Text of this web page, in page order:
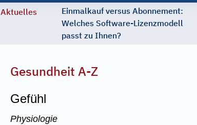
Aktuelles
Einmalkauf versus Abonnement:
Welches Software-Lizenzmodell
passt zu Ihnen?
Gesundheit A-Z
Gefühl
Physiologie